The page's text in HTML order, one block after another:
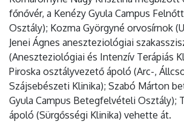
főnővér, a Kenézy Gyula Campus
Osztály); Kozma Györgyné orvosírnok
Jenei Ágnes aneszteziológiai
(Aneszteziológiai és Intenzív Terápiás
Piroska osztályvezető ápoló (Arc-,
Szájsebészeti Klinika); Szabó Márton
Gyula Campus Betegfelvételi Osztály);
ápoló (Sürgősségi Klinika) vehette át.